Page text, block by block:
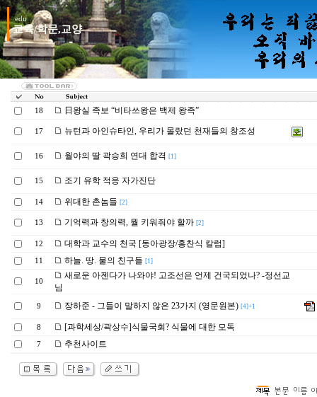
edu
교육/학문,교양
18 日왕실 족보 “비타쓰왕은 백제 왕족”
17 뉴턴과 아인슈타인, 우리가 몰랐던 천재들의 창조성
16 월야의 딸 곽승희 연대 합격 [1]
15 조기 유학 적응 자가진단
14 위대한 촌놈들 [2]
13 기억력과 창의력, 뭘 키워줘야 할까 [2]
12 대학과 교수의 천국 [동아광장/홍찬식 칼럼]
11 하늘. 땅. 물의 친구들 [1]
10
새로운 아젠다가 나와야! 고조선은 언제 건국되었나? -정선교
님
9 장하준 - 그들이 말하지 않은 23가지 (영문원본) [4]+1
8 [과학세상/곽상수]식물국회? 식물에 대한 모독
7 추천사이트